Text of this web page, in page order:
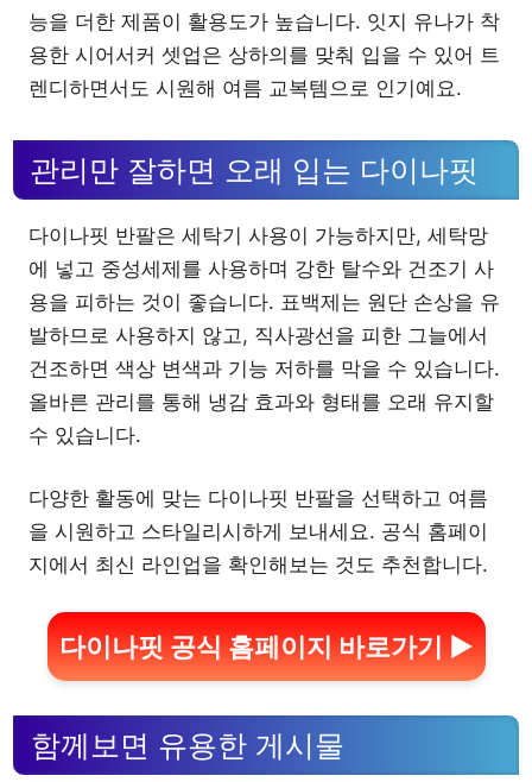
능을 더한 제품이 활용도가 높습니다. 잇지 유나가 착
용한 시어서커 셋업은 상하의를 맞춰 입을 수 있어 트
렌디하면서도 시원해 여름 교복템으로 인기예요.
관리만 잘하면 오래 입는 다이나핏
다이나핏 반팔은 세탁기 사용이 가능하지만, 세탁망
에 넣고 중성세제를 사용하며 강한 탈수와 건조기 사
용을 피하는 것이 좋습니다. 표백제는 원단 손상을 유
발하므로 사용하지 않고, 직사광선을 피한 그늘에서
건조하면 색상 변색과 기능 저하를 막을 수 있습니다.
올바른 관리를 통해 냉감 효과와 형태를 오래 유지할
수 있습니다.
다양한 활동에 맞는 다이나핏 반팔을 선택하고 여름
을 시원하고 스타일리시하게 보내세요. 공식 홈페이
지에서 최신 라인업을 확인해보는 것도 추천합니다.
다이나핏 공식 홈페이지 바로가기 ▶
함께보면 유용한 게시물